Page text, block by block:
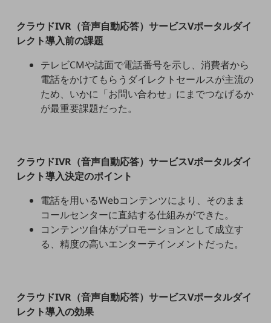
医療・介護
モビリティ
製造・建設業
モバイルTOP
法人向けスマホ・携帯に関する、
ビジネス向けスマートフォン
ドコモケータイ
クラウドIVR（音声自動応答）サービスVポータルダイ
レクト導入前の課題
テレビCMや誌面で電話番号を示し、消費者から
電話をかけてもらうダイレクトセールスが主流の
ため、いかに「お問い合わせ」にまでつなげるか
が最重要課題だった。
クラウドIVR（音声自動応答）サービスVポータルダイ
レクト導入決定のポイント
電話を用いるWebコンテンツにより、そのまま
コールセンターに直結する仕組みができた。
コンテンツ自体がプロモーションとして成立す
る、精度の高いエンターテインメントだった。
クラウドIVR（音声自動応答）サービスVポータルダイ
レクト導入の効果